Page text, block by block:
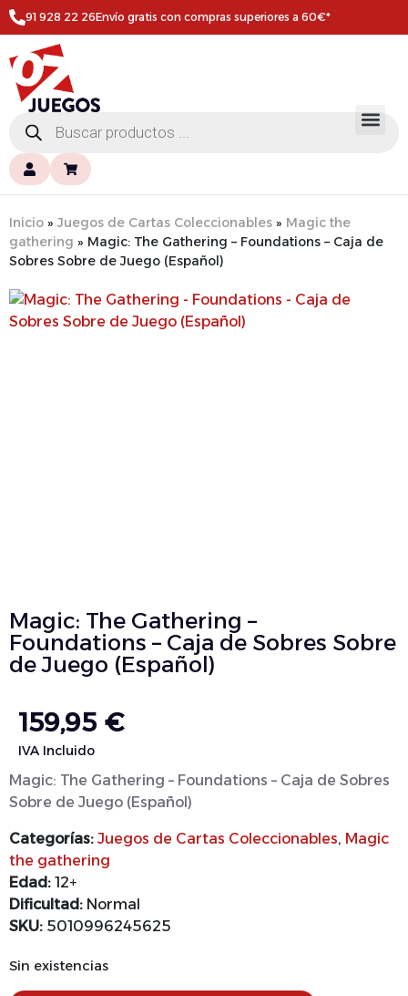
91 928 22 26Envío gratis con compras superiores a 60€*
Inicio » Juegos de Cartas Coleccionables » Magic the
gathering » Magic: The Gathering – Foundations – Caja de
Sobres Sobre de Juego (Español)
Magic: The Gathering –
Foundations – Caja de Sobres Sobre
de Juego (Español)
159,95 €
IVA Incluido
Magic: The Gathering – Foundations – Caja de Sobres
Sobre de Juego (Español)
Categorías: Juegos de Cartas Coleccionables, Magic
the gathering
Edad: 12+
Dificultad: Normal
SKU: 5010996245625
Sin existencias